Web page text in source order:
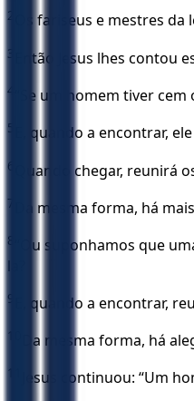
2 Os fariseus e mestres
3 Então Jesus lhes contou
4 “Se um homem tiver
5 E, quando a encontrar,
6 Quando chegar, reunirá
7 Da mesma forma, há
8
“Ou suponhamos que
la?
9 E, quando a encontrar,
10 Da mesma forma, há
11 Jesus continuou: “Um